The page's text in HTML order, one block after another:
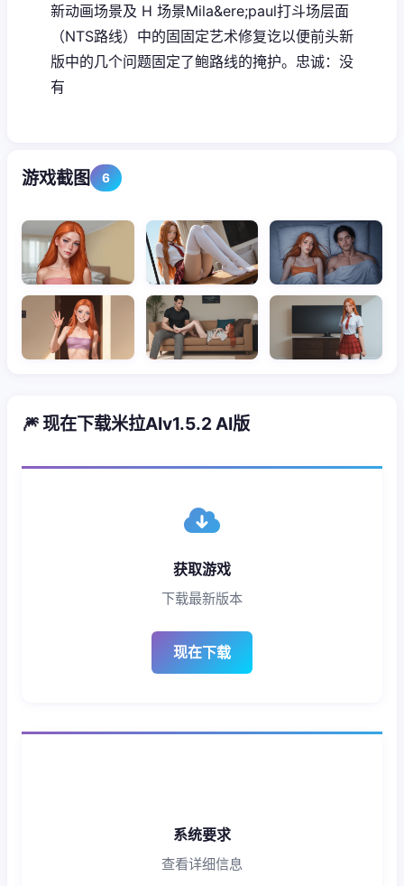
新动画场景及 H 场景Mila&ere;paul打斗场层面
（NTS路线）中的固固定艺术修复讫以便前头新
版中的几个问题固定了鲍路线的掩护。忠诚：没
有
游戏截图 6
🎆 现在下载米拉AIv1.5.2 AI版
获取游戏
下载最新版本
现在下载
系统要求
查看详细信息